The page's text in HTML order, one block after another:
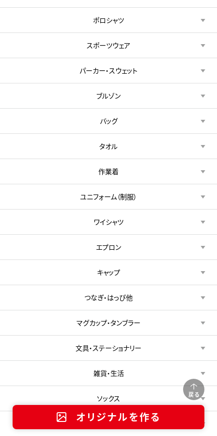
戻る
オリジナルを作る
ポロシャツ
スポーツウェア
パーカー・スウェット
ブルゾン
バッグ
タオル
作業着
ユニフォーム（制服）
ワイシャツ
エプロン
キャップ
つなぎ・はっぴ他
マグカップ・タンブラー
文具・ステーショナリー
雑貨・生活
ソックス
マスク